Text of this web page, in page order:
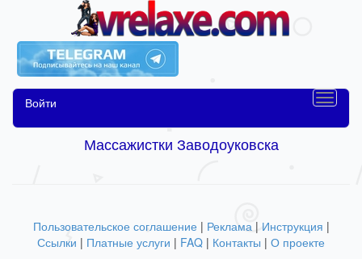
Войти
Массажистки Заводоуковска
Пользовательское соглашение | Реклама| Инструкция |
Ссылки | Платные услуги | FAQ | Контакты | О проекте